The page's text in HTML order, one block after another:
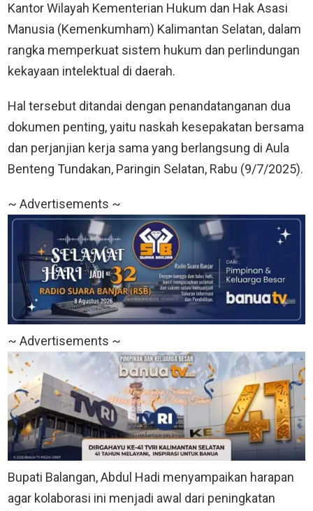
Kantor Wilayah Kementerian Hukum dan Hak Asasi
Manusia (Kemenkumham) Kalimantan Selatan, dalam
rangka memperkuat sistem hukum dan perlindungan
kekayaan intelektual di daerah.
Hal tersebut ditandai dengan penandatanganan dua
dokumen penting, yaitu naskah kesepakatan bersama
dan perjanjian kerja sama yang berlangsung di Aula
Benteng Tundakan, Paringin Selatan, Rabu (9/7/2025).
~ Advertisements ~
~ Advertisements ~
Bupati Balangan, Abdul Hadi menyampaikan harapan
agar kolaborasi ini menjadi awal dari peningkatan